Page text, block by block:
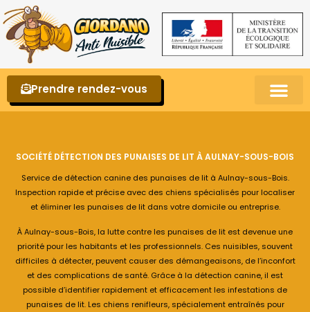
Prendre rendez-vous
SOCIÉTÉ DÉTECTION DES PUNAISES DE LIT À AULNAY-SOUS-BOIS
Service de détection canine des punaises de lit à Aulnay-sous-Bois.
Inspection rapide et précise avec des chiens spécialisés pour localiser
et éliminer les punaises de lit dans votre domicile ou entreprise.
À Aulnay-sous-Bois, la lutte contre les punaises de lit est devenue une
priorité pour les habitants et les professionnels. Ces nuisibles, souvent
difficiles à détecter, peuvent causer des démangeaisons, de l’inconfort
et des complications de santé. Grâce à la détection canine, il est
possible d’identifier rapidement et efficacement les infestations de
punaises de lit. Les chiens renifleurs, spécialement entraînés pour